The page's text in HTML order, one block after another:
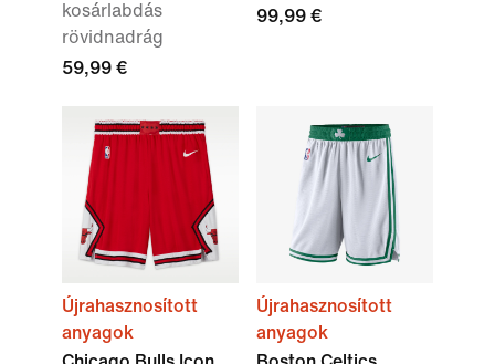
kosárlabdás
rövidnadrág
59,99 €
99,99 €
Újrahasznosított
anyagok
Újrahasznosított
anyagok